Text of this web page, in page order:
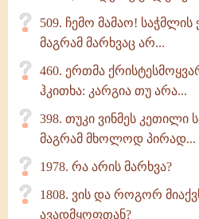
509. ჩემო მამაო! საჭმლის
მაგრამ მარხვაც არ...
460. ერთმა
ჰკითხა: კარგია თუ არა...
398. თუკი ვინმეს კეთილი
მაგრამ მხოლოდ პირად...
1978. რა არის მარხვა?
1808. ვის და როგორ
ავადმყოფთან?